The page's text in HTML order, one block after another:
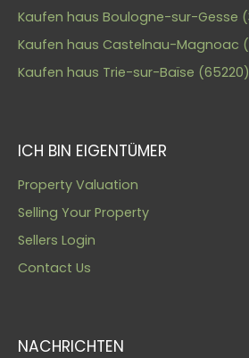
Kaufen haus Boulogne-sur-Gesse
Kaufen haus Castelnau-Magnoac
Kaufen haus Trie-sur-Baïse (65220)
ICH BIN EIGENTÜMER
Property Valuation
Selling Your Property
Sellers Login
Contact Us
NACHRICHTEN